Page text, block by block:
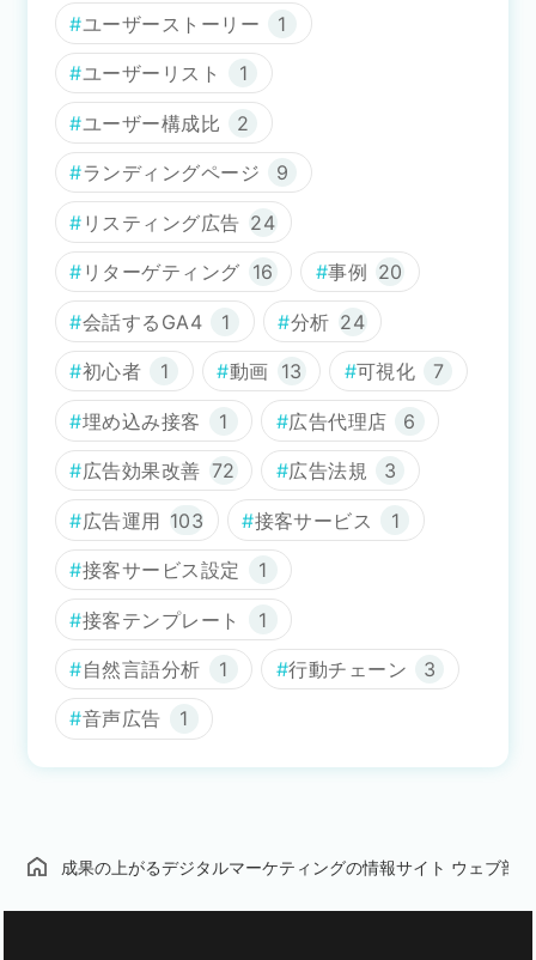
ユーザーストーリー 1
ユーザーリスト 1
ユーザー構成比 2
ランディングページ 9
リスティング広告 24
リターゲティング 16 事例 20
会話するGA4 1 分析 24
初心者 1 動画 13 可視化 7
埋め込み接客 1 広告代理店 6
広告効果改善 72 広告法規 3
広告運用 103 接客サービス 1
接客サービス設定 1
接客テンプレート 1
自然言語分析 1 行動チェーン 3
音声広告 1
成果の上がるデジタルマーケティングの情報サイト ウェブ部